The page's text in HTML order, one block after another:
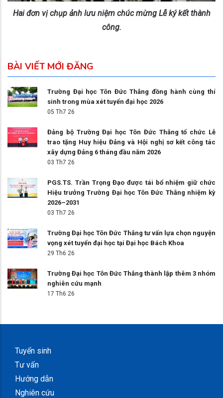
Hai đơn vị chụp ảnh lưu niệm chúc mừng Lễ ký kết thành
công.
BÀI VIẾT MỚI ĐĂNG
Trường Đại học Tôn Đức Thắng đồng hành cùng thí
sinh trong mùa xét tuyển đại học 2026
05 Th7 26
Đảng bộ Trường Đại học Tôn Đức Thắng tổ chức Lễ
trao tặng Huy hiệu Đảng và Hội nghị sơ kết công tác
xây dựng Đảng 6 tháng đầu năm 2026
03 Th7 26
PGS.TS. Trần Trọng Đạo được tái bổ nhiệm giữ chức
Hiệu trưởng Trường Đại học Tôn Đức Thắng nhiệm kỳ
2026–2031
03 Th7 26
Trường Đại học Tôn Đức Thắng tư vấn lựa chọn nguyện
vọng xét tuyển đại học tại Đại học Bách Khoa
29 Th6 26
Trường Đại học Tôn Đức Thắng thành lập thêm 3 nhóm
nghiên cứu mạnh
17 Th6 26
Tuyển sinh
Tư vấn
Hướng dẫn
Nghiên cứu